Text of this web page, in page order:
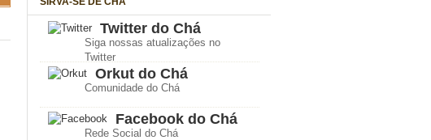
Twitter do Chá
Siga nossas atualizações no
Twitter
Orkut do Chá
Comunidade do Chá
Facebook do Chá
Rede Social do Chá